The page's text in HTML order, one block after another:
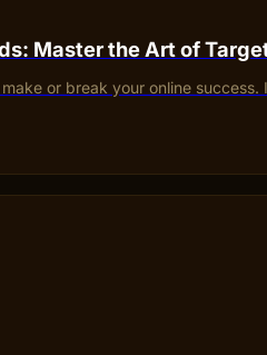
Master the Art of
or break your online